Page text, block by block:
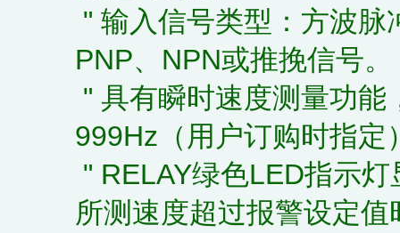
" 输入信号类型：方波脉
PNP、NPN或推挽信号。
" 具有瞬时速度测量功
999Hz（用户订购时指定
" RELAY绿色LED指示
所测速度超过报警设定